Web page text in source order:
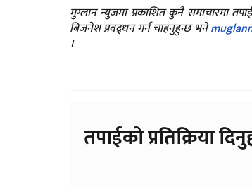
मुग्लान न्युजमा प्रकाशित कुनै समाचारमा
बिजनेश प्रवद्र्धन गर्न चाहनुहुन्छ भने
।
तपाईको प्रतिक्रिया